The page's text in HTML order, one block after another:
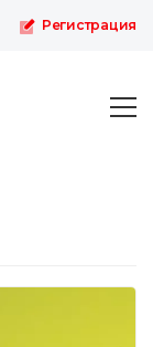
Регистрация